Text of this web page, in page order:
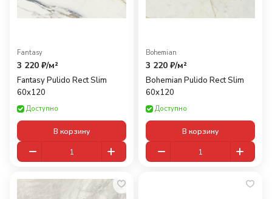
Fantasy
3 220 ₽/м²
Fantasy Pulido Rect Slim
60x120
Доступно
В корзину
Bohemian
3 220 ₽/м²
Bohemian Pulido Rect Slim
60x120
Доступно
В корзину